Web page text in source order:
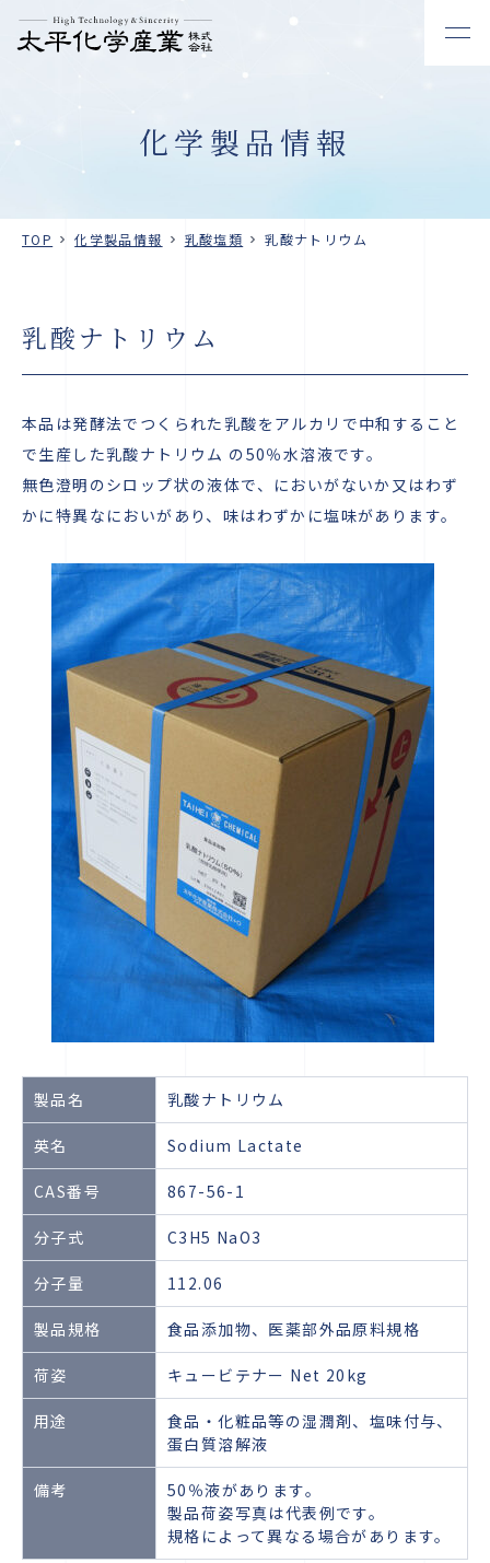
化学製品情報
TOP 化学製品情報 乳酸塩類 乳酸ナトリウム
乳酸ナトリウム
本品は発酵法でつくられた乳酸をアルカリで中和すること
で生産した乳酸ナトリウム の50％水溶液です。
無色澄明のシロップ状の液体で、においがないか又はわず
かに特異なにおいがあり、味はわずかに塩味があります。
製品名 乳酸ナトリウム
英名 Sodium Lactate
CAS番号 867-56-1
分子式 C3H5 NaO3
分子量 112.06
製品規格 食品添加物、医薬部外品原料規格
荷姿 キュービテナー Net 20kg
用途
食品・化粧品等の湿潤剤、塩味付与、
蛋白質溶解液
備考
50％液があります。
製品荷姿写真は代表例です。
規格によって異なる場合があります。